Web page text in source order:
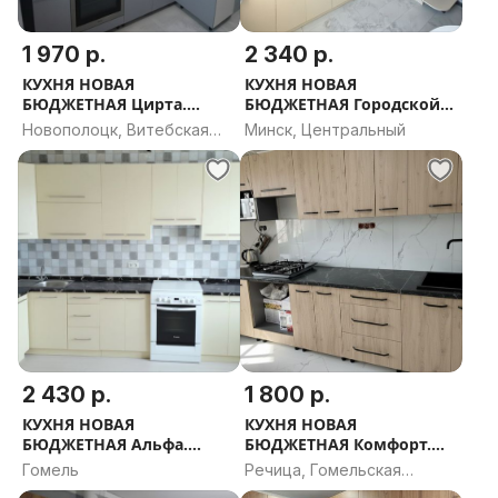
1 970 р.
КУХНЯ НОВАЯ
БЮДЖЕТНАЯ Цирта.
РАССРОЧКА, ДОСТАВКА,
ПРОЕКТ В ПОДАРОК
Новополоцк, Витебская
область
2 340 р.
КУХНЯ НОВАЯ
БЮДЖЕТНАЯ Городской
Лофт. РАССРОЧКА,
ДОСТАВКА, ПРОЕКТ В
ПОДАРОК
Минск, Центральный
2 430 р.
КУХНЯ НОВАЯ
БЮДЖЕТНАЯ Альфа.
РАССРОЧКА, ДОСТАВКА,
Гомель
1 800 р.
КУХНЯ НОВАЯ
БЮДЖЕТНАЯ Комфорт.
РАССРОЧКА, ДОСТАВКА,
ПРОЕКТ В ПОДАРОК
Речица, Гомельская
область